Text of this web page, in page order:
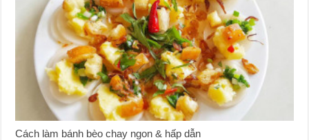
Cách làm bánh bèo chay ngon & hấp dẫn